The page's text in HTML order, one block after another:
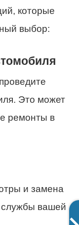
которые
выбор:
Это может
ремонты в
и замена
службы вашей